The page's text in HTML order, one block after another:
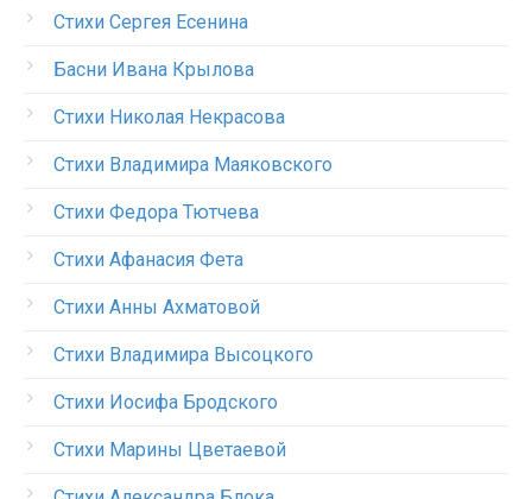
Стихи Сергея Есенина
Басни Ивана Крылова
Стихи Николая Некрасова
Стихи Владимира Маяковского
Стихи Федора Тютчева
Стихи Афанасия Фета
Стихи Анны Ахматовой
Стихи Владимира Высоцкого
Стихи Иосифа Бродского
Стихи Марины Цветаевой